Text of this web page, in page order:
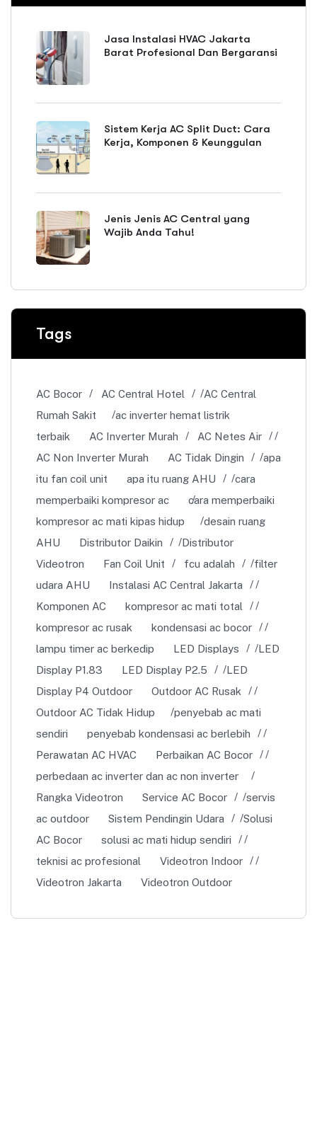
Jasa Instalasi HVAC Jakarta
Barat Profesional Dan Bergaransi
Sistem Kerja AC Split Duct: Cara
Kerja, Komponen & Keunggulan
Jenis Jenis AC Central yang
Wajib Anda Tahu!
Tags
AC Bocor AC Central Hotel
AC Central
Rumah Sakit
ac inverter hemat listrik
terbaik
AC Inverter Murah
AC Netes Air
AC Non Inverter Murah
AC Tidak Dingin
apa
itu fan coil unit
apa itu ruang AHU
cara
memperbaiki kompresor ac
cara memperbaiki
kompresor ac mati kipas hidup
desain ruang
AHU
Distributor Daikin
Distributor
Videotron
Fan Coil Unit fcu adalah
filter
udara AHU
Instalasi AC Central Jakarta
Komponen AC
kompresor ac mati total
kompresor ac rusak
kondensasi ac bocor
lampu timer ac berkedip
LED Displays
LED
Display P1.83
LED Display P2.5
LED
Display P4 Outdoor
Outdoor AC Rusak
Outdoor AC Tidak Hidup
penyebab ac mati
sendiri
penyebab kondensasi ac berlebih
Perawatan AC HVAC
Perbaikan AC Bocor
perbedaan ac inverter dan ac non inverter
Rangka Videotron
Service AC Bocor
servis
ac outdoor
Sistem Pendingin Udara
Solusi
AC Bocor
solusi ac mati hidup sendiri
teknisi ac profesional
Videotron Indoor
Videotron Jakarta
Videotron Outdoor